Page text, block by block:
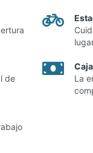
de
La